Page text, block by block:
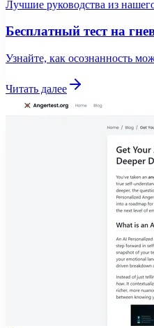
Лучшие руководства из
Бесплатный тест на
Узнайте, как осознанность
Читать далее